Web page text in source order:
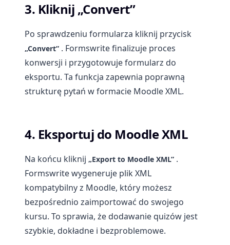
3. Kliknij „Convert”
Po sprawdzeniu formularza kliknij przycisk
„Convert” . Formswrite finalizuje proces
konwersji i przygotowuje formularz do
eksportu. Ta funkcja zapewnia poprawną
strukturę pytań w formacie Moodle XML.
4. Eksportuj do Moodle XML
Na końcu kliknij „Export to Moodle XML” .
Formswrite wygeneruje plik XML
kompatybilny z Moodle, który możesz
bezpośrednio zaimportować do swojego
kursu. To sprawia, że dodawanie quizów jest
szybkie, dokładne i bezproblemowe.